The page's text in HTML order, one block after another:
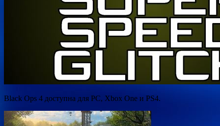
Black Ops 4 доступна для PC, Xbox One и PS4.